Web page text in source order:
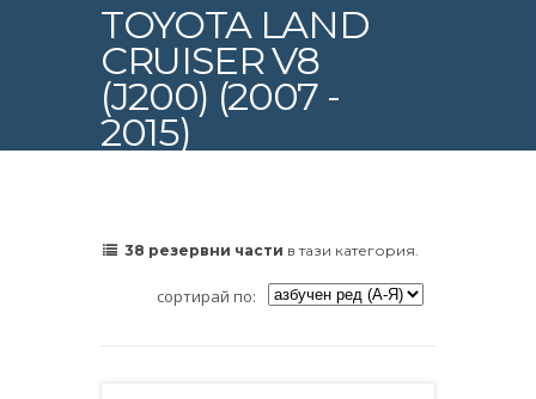
TOYOTA LAND
CRUISER V8
(J200) (2007 -
2015)
38 резервни части в тази категория.
сортирай по: